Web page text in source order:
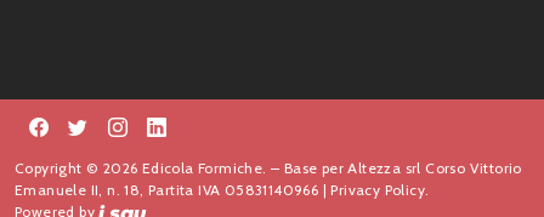
Copyright © 2026 Edicola Formiche. – Base per Altezza srl Corso Vittorio
Emanuele II, n. 18, Partita IVA 05831140966 |Privacy Policy.
Powered by